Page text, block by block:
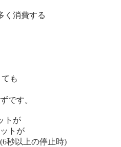
く消費する
も
です。
トが
トが
秒以上の停止時)